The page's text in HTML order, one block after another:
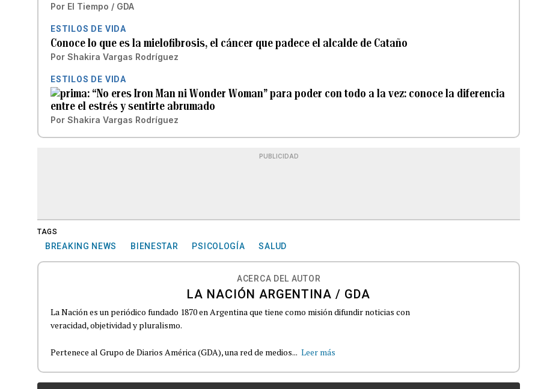
Por El Tiempo / GDA
ESTILOS DE VIDA
Conoce lo que es la mielofibrosis, el cáncer que padece el alcalde de Cataño
Por Shakira Vargas Rodríguez
ESTILOS DE VIDA
“No eres Iron Man ni Wonder Woman” para poder con todo a la vez: conoce la diferencia
entre el estrés y sentirte abrumado
Por Shakira Vargas Rodríguez
PUBLICIDAD
TAGS
BREAKING NEWS BIENESTAR PSICOLOGÍA SALUD
ACERCA DEL AUTOR
LA NACIÓN ARGENTINA / GDA
La Nación es un periódico fundado 1870 en Argentina que tiene como misión difundir noticias con
veracidad, objetividad y pluralismo.
Pertenece al Grupo de Diarios América (GDA), una red de medios... Leer más